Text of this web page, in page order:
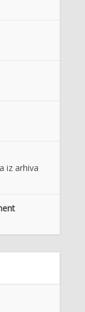
iz arhiva